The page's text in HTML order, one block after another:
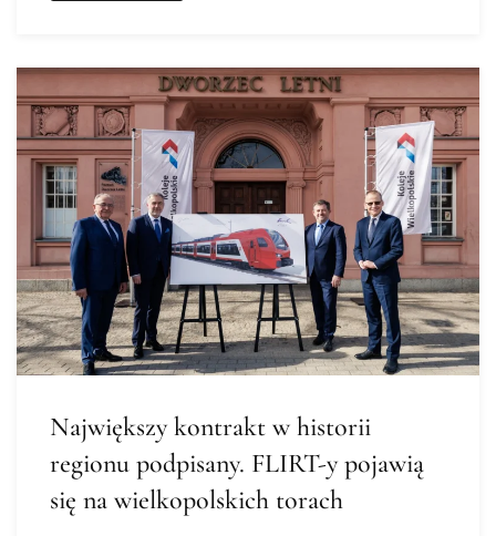
Największy kontrakt w historii
regionu podpisany. FLIRT-y pojawią
się na wielkopolskich torach